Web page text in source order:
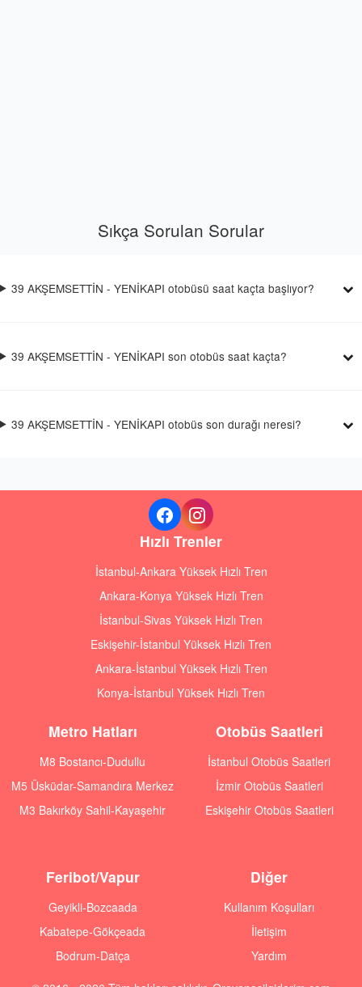
Sıkça Sorulan Sorular
39 AKŞEMSETTİN - YENİKAPI otobüsü saat kaçta başlıyor?
39 AKŞEMSETTİN - YENİKAPI son otobüs saat kaçta?
39 AKŞEMSETTİN - YENİKAPI otobüs son durağı neresi?
Hızlı Trenler
İstanbul-Ankara Yüksek Hızlı Tren
Ankara-Konya Yüksek Hızlı Tren
İstanbul-Sivas Yüksek Hızlı Tren
Eskişehir-İstanbul Yüksek Hızlı Tren
Ankara-İstanbul Yüksek Hızlı Tren
Konya-İstanbul Yüksek Hızlı Tren
Metro Hatları
M8 Bostancı-Dudullu
M5 Üsküdar-Samandıra Merkez
M3 Bakırköy Sahil-Kayaşehir
Otobüs Saatleri
İstanbul Otobüs Saatleri
İzmir Otobüs Saatleri
Eskişehir Otobüs Saatleri
Feribot/Vapur
Geyikli-Bozcaada
Kabatepe-Gökçeada
Bodrum-Datça
Diğer
Kullanım Koşulları
İletişim
Yardım